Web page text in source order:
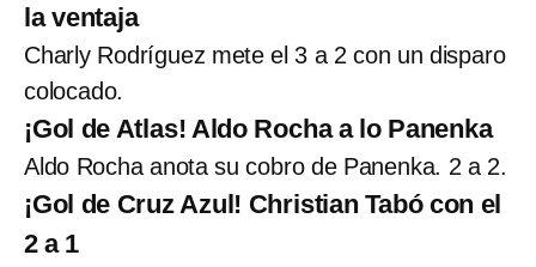
la ventaja
Charly Rodríguez mete el 3 a 2 con un disparo
colocado.
¡Gol de Atlas! Aldo Rocha a lo Panenka
Aldo Rocha anota su cobro de Panenka. 2 a 2.
¡Gol de Cruz Azul! Christian Tabó con el
2 a 1